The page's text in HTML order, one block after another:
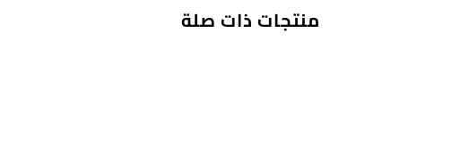
منتجات ذات صلة